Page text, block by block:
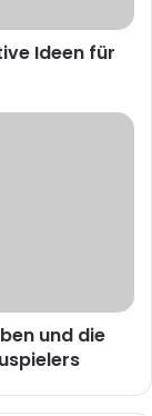
Ideen für
und die